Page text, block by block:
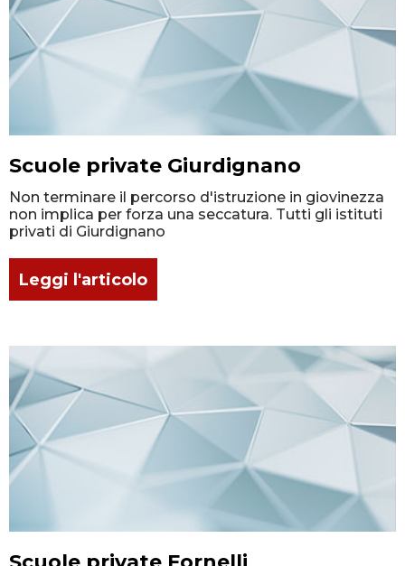
Scuole private Giurdignano
Non terminare il percorso d'istruzione in giovinezza
non implica per forza una seccatura. Tutti gli istituti
privati di Giurdignano
Leggi l'articolo